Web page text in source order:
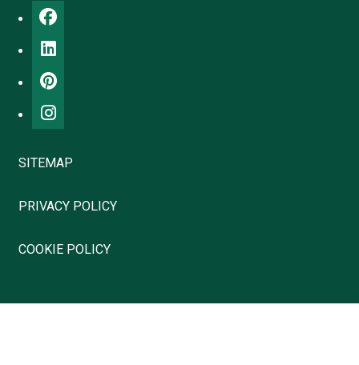
SITEMAP
PRIVACY POLICY
COOKIE POLICY